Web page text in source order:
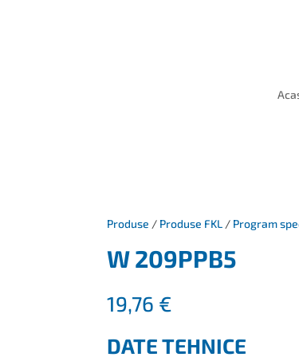
Produse / Produse FKL / Program
W 209PPB5
19,76 €
DATE TEHNICE